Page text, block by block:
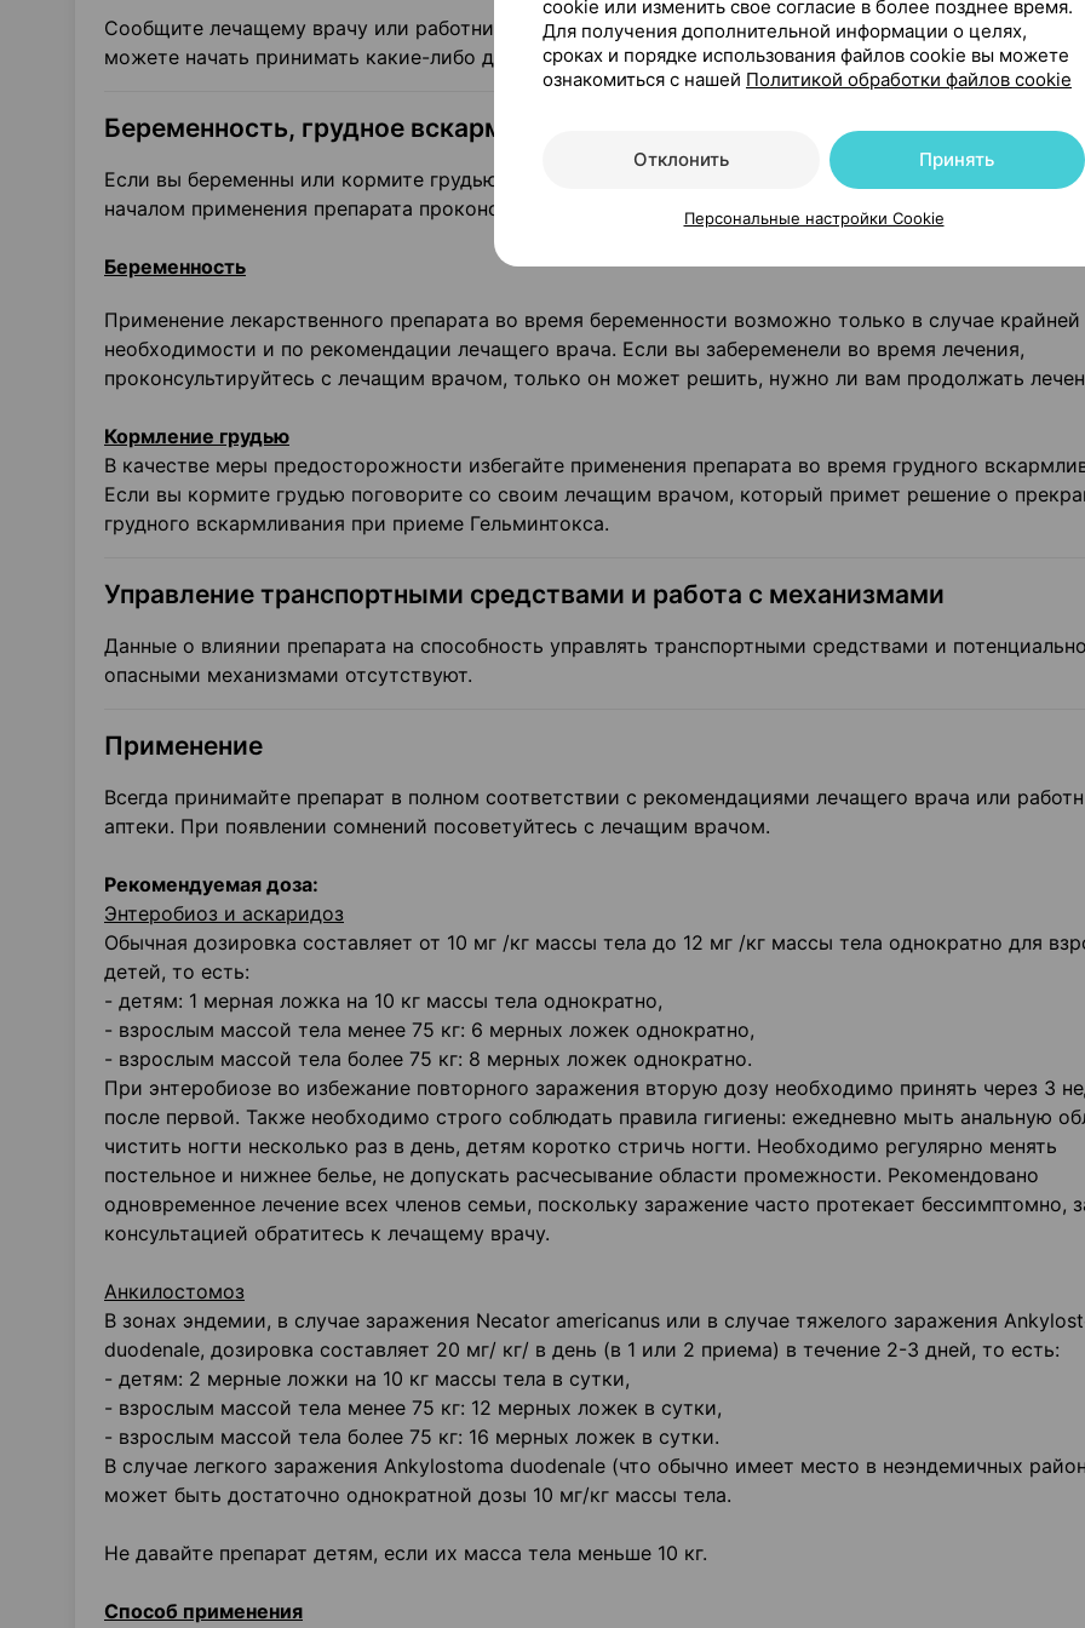
Сообщите лечащему врачу или работнику аптеки о том, что вы принимаете, недавно принимали
можете начать принимать какие-либо другие препараты.
Беременность, грудное вскармливание и фертильность
Если вы беременны или кормите грудью, думаете, что вы беременны или планируете
началом применения препарата проконсультируйтесь с лечащим врачом или работником аптеки.
Беременность
Применение лекарственного препарата во время беременности возможно только в случае крайней
необходимости и по рекомендации лечащего врача. Если вы забеременели во время лечения,
проконсультируйтесь с лечащим врачом, только он может решить, нужно ли вам продолжать
Кормление грудью
В качестве меры предосторожности избегайте применения препарата во время грудного
Если вы кормите грудью поговорите со своим лечащим врачом, который примет решение о
грудного вскармливания при приеме Гельминтокса.
Управление транспортными средствами и работа с механизмами
Данные о влиянии препарата на способность управлять транспортными средствами и
опасными механизмами отсутствуют.
Применение
Всегда принимайте препарат в полном соответствии с рекомендациями лечащего врача или
аптеки. При появлении сомнений посоветуйтесь с лечащим врачом.
Рекомендуемая доза:
Энтеробиоз и аскаридоз
Обычная дозировка составляет от 10 мг /кг массы тела до 12 мг /кг массы тела однократно для
детей, то есть:
- детям: 1 мерная ложка на 10 кг массы тела однократно,
- взрослым массой тела менее 75 кг: 6 мерных ложек однократно,
- взрослым массой тела более 75 кг: 8 мерных ложек однократно.
При энтеробиозе во избежание повторного заражения вторую дозу необходимо принять через 3
после первой. Также необходимо строго соблюдать правила гигиены: ежедневно мыть анальную
чистить ногти несколько раз в день, детям коротко стричь ногти. Необходимо регулярно менять
постельное и нижнее белье, не допускать расчесывание области промежности. Рекомендовано
одновременное лечение всех членов семьи, поскольку заражение часто протекает бессимптомно,
консультацией обратитесь к лечащему врачу.
Анкилостомоз
В зонах эндемии, в случае заражения Necator americanus или в случае тяжелого заражения
duodenale, дозировка составляет 20 мг/ кг/ в день (в 1 или 2 приема) в течение 2-3 дней, то есть:
- детям: 2 мерные ложки на 10 кг массы тела в сутки,
- взрослым массой тела менее 75 кг: 12 мерных ложек в сутки,
- взрослым массой тела более 75 кг: 16 мерных ложек в сутки.
В случае легкого заражения Ankylostoma duodenale (что обычно имеет место в неэндемичных
может быть достаточно однократной дозы 10 мг/кг массы тела.
Не давайте препарат детям, если их масса тела меньше 10 кг.
Способ применения
cookie или изменить свое согласие в более позднее время.
Для получения дополнительной информации о целях,
сроках и порядке использования файлов cookie вы можете
ознакомиться с нашей Политикой обработки файлов cookie
Отклонить Принять
Персональные настройки Cookie